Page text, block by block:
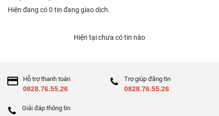
Hiện đang có 0 tin đang giao dịch.
Hiện tại chưa có tin nào
Hỗ trợ thanh toán
0828.76.55.26
Trợ giúp đăng tin
0828.76.55.26
Giải đáp thông tin